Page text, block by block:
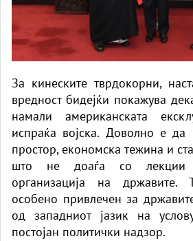
За кинеските тврдокорни,
вредност бидејќи покажува
намали американската
испраќа војска. Доволно е да
простор, економска тежина и
што не доаѓа со лекции
организација на државите.
особено привлечен за
од западниот јазик на
постојан политички надзор.